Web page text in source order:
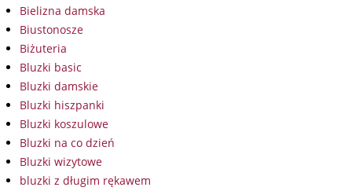
Bielizna damska
Biustonosze
Biżuteria
Bluzki basic
Bluzki damskie
Bluzki hiszpanki
Bluzki koszulowe
Bluzki na co dzień
Bluzki wizytowe
bluzki z długim rękawem